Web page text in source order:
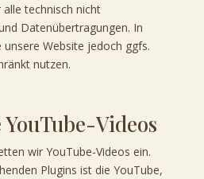
technisch nicht
Datenübertragungen. In
unsere Website jedoch ggfs.
nutzen.
Videos
wir YouTube-Videos ein.
Plugins ist die YouTube,